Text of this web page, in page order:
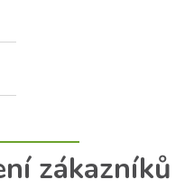
zákazníků